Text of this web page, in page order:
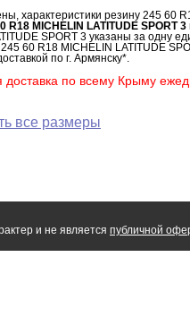
характеристики резину 245 60
R18 MICHELIN LATITUDE SPORT 3
SPORT 3 указаны за одну
60 R18 MICHELIN LATITUDE
по г. Армянску*.
доставка по всему Крыму
все размеры
и не является публичной